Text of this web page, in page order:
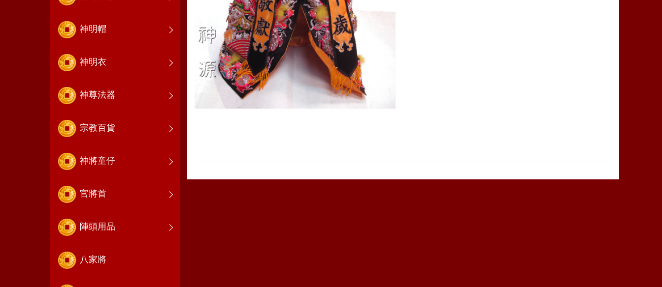
神明帽
神明衣
神尊法器
宗教百貨
神將童仔
官將首
陣頭用品
八家將